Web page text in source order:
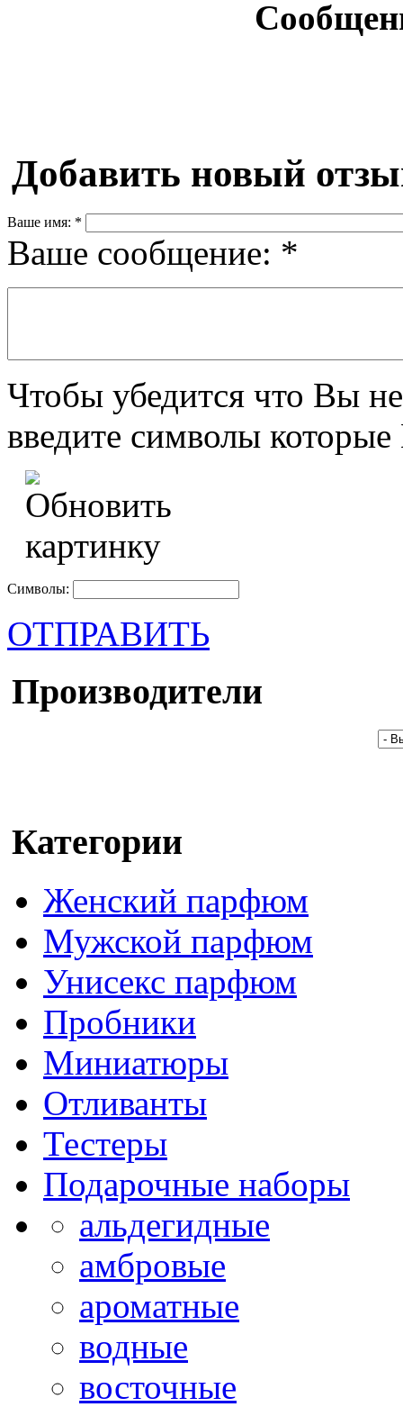
Добавить новый
Ваше имя: *
Ваше сообщение: *
Чтобы убедится что Вы
введите символы
Символы:
ОТПРАВИТЬ
Производители
Категории
Женский парфюм
Мужской парфюм
Унисекс парфюм
Пробники
Миниатюры
Отливанты
Тестеры
Подарочные наборы
альдегидные
амбровые
ароматные
водные
восточные